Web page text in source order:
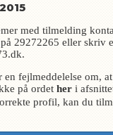
med tilmelding
29272265 eller skriv
fejlmeddelelse om,
på ordet her i
profil, kan du